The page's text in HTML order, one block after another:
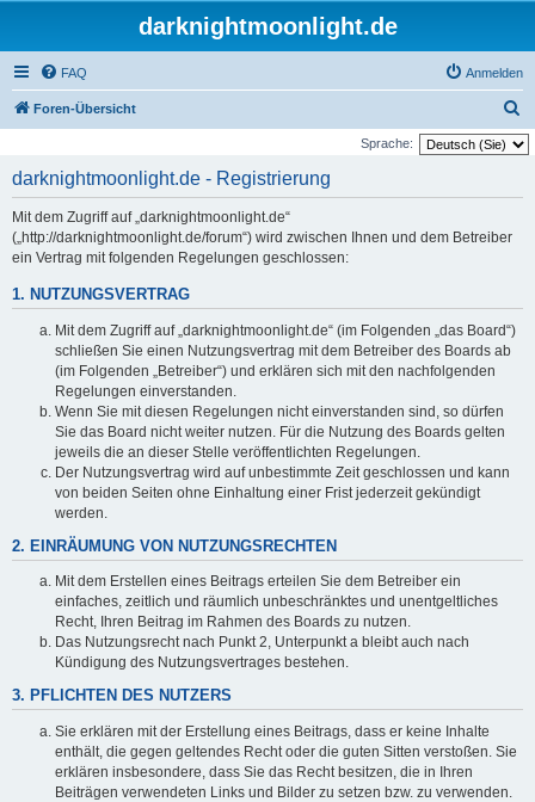
darknightmoonlight.de
FAQ Anmelden
Foren-Übersicht
u
Sprache:
darknightmoonlight.de - Registrierung
Mit dem Zugriff auf „darknightmoonlight.de“
(„http://darknightmoonlight.de/forum“) wird zwischen Ihnen und dem Betreiber
ein Vertrag mit folgenden Regelungen geschlossen:
1. NUTZUNGSVERTRAG
Mit dem Zugriff auf „darknightmoonlight.de“ (im Folgenden „das Board“)
schließen Sie einen Nutzungsvertrag mit dem Betreiber des Boards ab
(im Folgenden „Betreiber“) und erklären sich mit den nachfolgenden
Regelungen einverstanden.
Wenn Sie mit diesen Regelungen nicht einverstanden sind, so dürfen
Sie das Board nicht weiter nutzen. Für die Nutzung des Boards gelten
jeweils die an dieser Stelle veröffentlichten Regelungen.
Der Nutzungsvertrag wird auf unbestimmte Zeit geschlossen und kann
von beiden Seiten ohne Einhaltung einer Frist jederzeit gekündigt
werden.
2. EINRÄUMUNG VON NUTZUNGSRECHTEN
Mit dem Erstellen eines Beitrags erteilen Sie dem Betreiber ein
einfaches, zeitlich und räumlich unbeschränktes und unentgeltliches
Recht, Ihren Beitrag im Rahmen des Boards zu nutzen.
Das Nutzungsrecht nach Punkt 2, Unterpunkt a bleibt auch nach
Kündigung des Nutzungsvertrages bestehen.
3. PFLICHTEN DES NUTZERS
Sie erklären mit der Erstellung eines Beitrags, dass er keine Inhalte
enthält, die gegen geltendes Recht oder die guten Sitten verstoßen. Sie
erklären insbesondere, dass Sie das Recht besitzen, die in Ihren
Beiträgen verwendeten Links und Bilder zu setzen bzw. zu verwenden.